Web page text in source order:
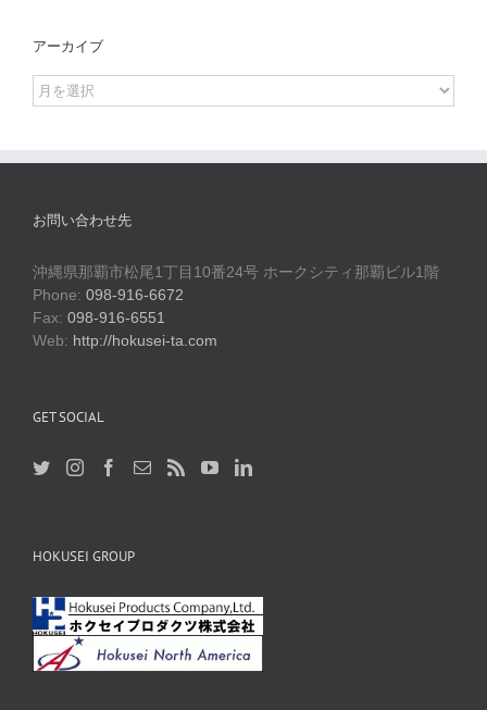
アーカイブ
ア
ー
お問い合わせ先
沖縄県那覇市松尾1丁目10番24号 ホークシティ那覇ビル1階
Phone: 098-916-6672
Fax: 098-916-6551
Web: http://hokusei-ta.com
GET SOCIAL
HOKUSEI GROUP